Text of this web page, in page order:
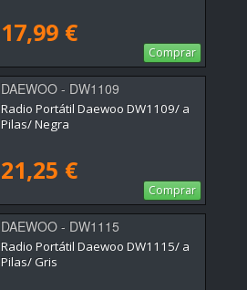
17,99 €
Comprar
DAEWOO - DW1109
Radio Portátil Daewoo DW1109/ a
Pilas/ Negra
21,25 €
Comprar
DAEWOO - DW1115
Radio Portátil Daewoo DW1115/ a
Pilas/ Gris